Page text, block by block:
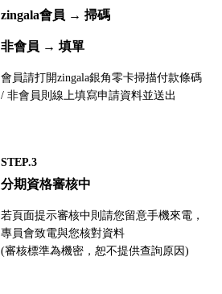
zingala會員 → 掃碼
非會員 → 填單
會員請打開zingala銀角零卡掃描付款條碼
/ 非會員則線上填寫申請資料並送出
STEP.3
分期資格審核中
若頁面提示審核中則請您留意手機來電，
專員會致電與您核對資料
(審核標準為機密，恕不提供查詢原因)